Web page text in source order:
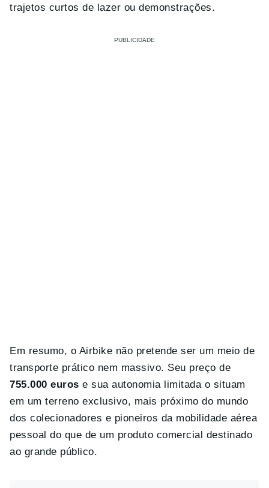
trajetos curtos de lazer ou demonstrações.
Em resumo, o Airbike não pretende ser um meio de
transporte prático nem massivo. Seu preço de
755.000 euros e sua autonomia limitada o situam
em um terreno exclusivo, mais próximo do mundo
dos colecionadores e pioneiros da mobilidade aérea
pessoal do que de um produto comercial destinado
ao grande público.